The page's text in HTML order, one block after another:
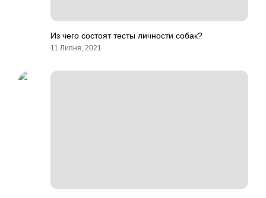
Из чего состоят тесты личности собак?
11 Липня, 2021